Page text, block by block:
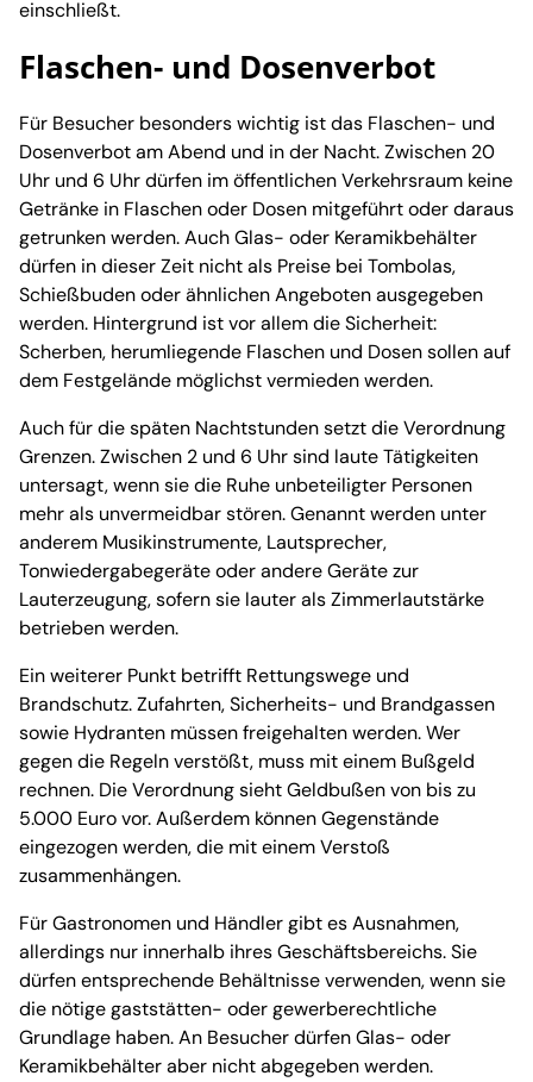
einschließt.
Flaschen- und Dosenverbot
Für Besucher besonders wichtig ist das Flaschen- und
Dosenverbot am Abend und in der Nacht. Zwischen 20
Uhr und 6 Uhr dürfen im öffentlichen Verkehrsraum keine
Getränke in Flaschen oder Dosen mitgeführt oder daraus
getrunken werden. Auch Glas- oder Keramikbehälter
dürfen in dieser Zeit nicht als Preise bei Tombolas,
Schießbuden oder ähnlichen Angeboten ausgegeben
werden. Hintergrund ist vor allem die Sicherheit:
Scherben, herumliegende Flaschen und Dosen sollen auf
dem Festgelände möglichst vermieden werden.
Auch für die späten Nachtstunden setzt die Verordnung
Grenzen. Zwischen 2 und 6 Uhr sind laute Tätigkeiten
untersagt, wenn sie die Ruhe unbeteiligter Personen
mehr als unvermeidbar stören. Genannt werden unter
anderem Musikinstrumente, Lautsprecher,
Tonwiedergabegeräte oder andere Geräte zur
Lauterzeugung, sofern sie lauter als Zimmerlautstärke
betrieben werden.
Ein weiterer Punkt betrifft Rettungswege und
Brandschutz. Zufahrten, Sicherheits- und Brandgassen
sowie Hydranten müssen freigehalten werden. Wer
gegen die Regeln verstößt, muss mit einem Bußgeld
rechnen. Die Verordnung sieht Geldbußen von bis zu
5.000 Euro vor. Außerdem können Gegenstände
eingezogen werden, die mit einem Verstoß
zusammenhängen.
Für Gastronomen und Händler gibt es Ausnahmen,
allerdings nur innerhalb ihres Geschäftsbereichs. Sie
dürfen entsprechende Behältnisse verwenden, wenn sie
die nötige gaststätten- oder gewerberechtliche
Grundlage haben. An Besucher dürfen Glas- oder
Keramikbehälter aber nicht abgegeben werden.